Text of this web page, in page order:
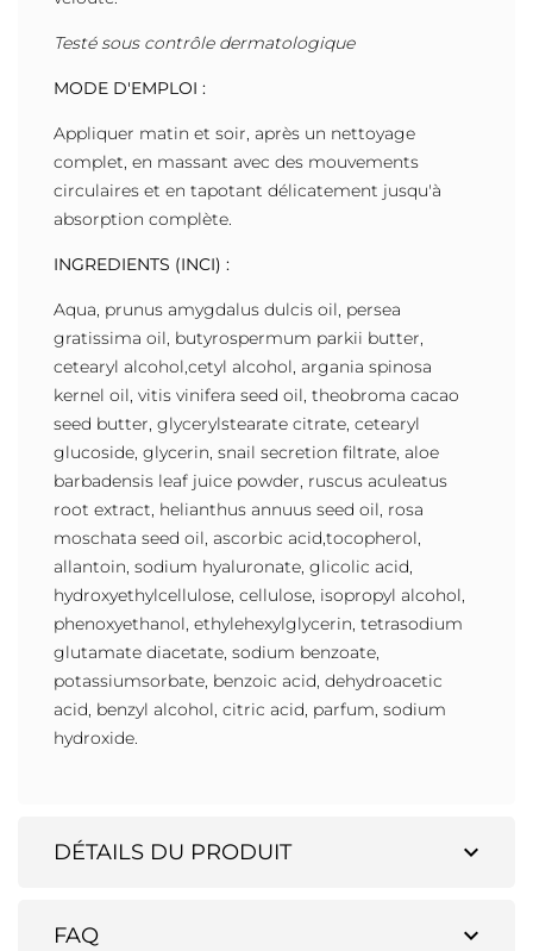
Testé sous contrôle dermatologique
MODE D'EMPLOI :
Appliquer matin et soir, après un nettoyage
complet, en massant avec des mouvements
circulaires et en tapotant délicatement jusqu'à
absorption complète.
INGREDIENTS (INCI) :
Aqua, prunus amygdalus dulcis oil, persea
gratissima oil, butyrospermum parkii butter,
cetearyl alcohol,cetyl alcohol, argania spinosa
kernel oil, vitis vinifera seed oil, theobroma cacao
seed butter, glycerylstearate citrate, cetearyl
glucoside, glycerin, snail secretion filtrate, aloe
barbadensis leaf juice powder, ruscus aculeatus
root extract, helianthus annuus seed oil, rosa
moschata seed oil, ascorbic acid,tocopherol,
allantoin, sodium hyaluronate, glicolic acid,
hydroxyethylcellulose, cellulose, isopropyl alcohol,
phenoxyethanol, ethylehexylglycerin, tetrasodium
glutamate diacetate, sodium benzoate,
potassiumsorbate, benzoic acid, dehydroacetic
acid, benzyl alcohol, citric acid, parfum, sodium
hydroxide.
expand_more
DÉTAILS DU PRODUIT
expand_more
FAQ